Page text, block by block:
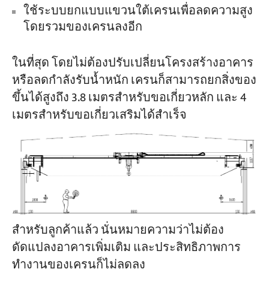
ใช้ระบบยกแบบแขวนใต้เครนเพื่อลดความสูง
โดยรวมของเครนลงอีก
ในที่สุด โดยไม่ต้องปรับเปลี่ยนโครงสร้างอาคาร
หรือลดกำลังรับน้ำหนัก เครนก็สามารถยกสิ่งของ
ขึ้นได้สูงถึง 3.8 เมตรสำหรับขอเกี่ยวหลัก และ 4
เมตรสำหรับขอเกี่ยวเสริมได้สำเร็จ
สำหรับลูกค้าแล้ว นั่นหมายความว่าไม่ต้อง
ดัดแปลงอาคารเพิ่มเติม และประสิทธิภาพการ
ทำงานของเครนก็ไม่ลดลง